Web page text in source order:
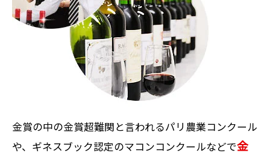
金賞の中の金賞超難関と言われるパリ農業コンクール
や、ギネスブック認定のマコンコンクールなどで金